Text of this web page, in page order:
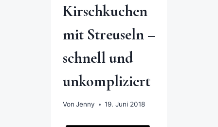
Kirschkuchen
mit Streuseln –
schnell und
unkompliziert
Von Jenny 19. Juni 2018